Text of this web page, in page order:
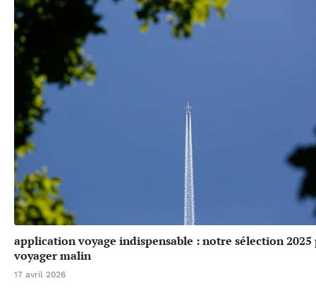
application voyage indispensable : notre sélection
voyager malin
17 avril 2026